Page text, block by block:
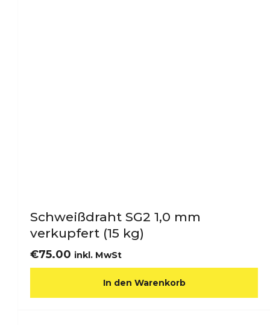
Schweißdraht SG2 1,0 mm
verkupfert (15 kg)
€75.00 inkl. MwSt
In den Warenkorb